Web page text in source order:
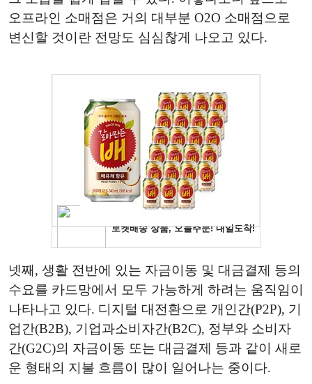
오프라인 소매점은 거의 대부분 O2O 소매점으로
변신할 것이란 전망도 심심찮게 나오고 있다.
넷째, 생활 전반에 있는 자금이동 및 대금결제 등의
수요를 카드망에서 모두 가능하게 하려는 움직임이
나타나고 있다. 디지털 대전환으로 개인간(P2P), 기
업간(B2B), 기업과소비자간(B2C), 정부와 소비자
간(G2C)의 자금이동 또는 대금결제 등과 같이 새로
운 형태의 지불 흐름이 많이 일어나는 중이다.